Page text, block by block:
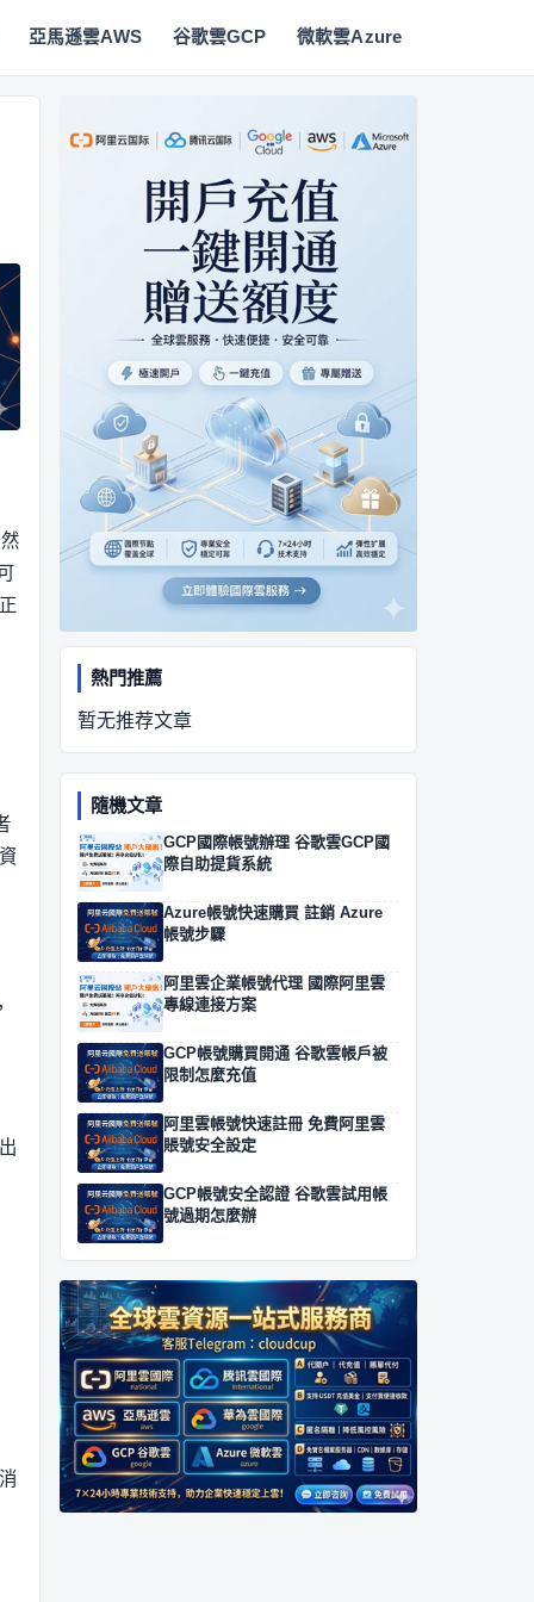
亞馬遜雲AWS 谷歌雲GCP 微軟雲Azure
熱門推薦
暂无推荐文章
隨機文章
GCP國際帳號辦理 谷歌雲GCP國
際自助提貨系統
Azure帳號快速購買 註銷 Azure
帳號步驟
阿里雲企業帳號代理 國際阿里雲
專線連接方案
GCP帳號購買開通 谷歌雲帳戶被
限制怎麼充值
阿里雲帳號快速註冊 免費阿里雲
賬號安全設定
GCP帳號安全認證 谷歌雲試用帳
號過期怎麼辦